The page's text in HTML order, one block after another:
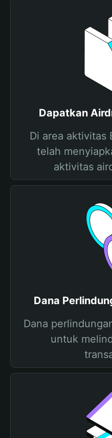
Dapatkan
Di area aktivitas
telah
aktivitas
Dana
Dana
untuk